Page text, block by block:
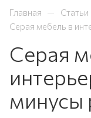
Главная — Статьи
Серая мебель в
Серая
минусы